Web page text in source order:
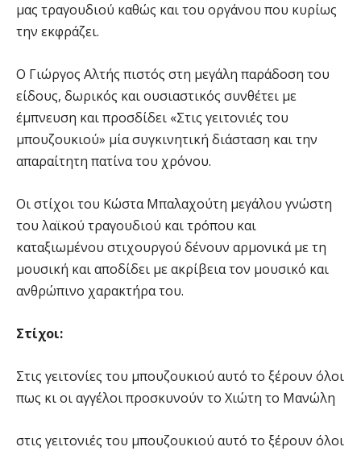
μας τραγουδιού καθώς και του οργάνου που κυρίως
την εκφράζει.
Ο Γιώργος Αλτής πιστός στη μεγάλη παράδοση του
είδους, δωρικός και ουσιαστικός συνθέτει με
έμπνευση και προσδίδει «Στις γειτονιές του
μπουζουκιού» μία συγκινητική διάσταση και την
απαραίτητη πατίνα του χρόνου.
Οι στίχοι του Κώστα Μπαλαχούτη μεγάλου γνώστη
του λαϊκού τραγουδιού και τρόπου και
καταξιωμένου στιχουργού δένουν αρμονικά με τη
μουσική και αποδίδει με ακρίβεια τον μουσικό και
ανθρώπινο χαρακτήρα του.
Στίχοι:
Στις γειτονίες του μπουζουκιού αυτό το ξέρουν όλοι
πως κι οι αγγέλοι προσκυνούν το Χιώτη το Μανώλη
στις γειτονιές του μπουζουκιού αυτό το ξέρουν όλοι